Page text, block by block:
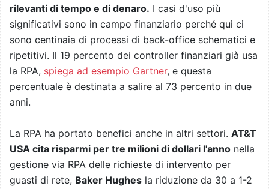
rilevanti di tempo e di denaro. I casi d'uso più
significativi sono in campo finanziario perché qui ci
sono centinaia di processi di back-office schematici e
ripetitivi. Il 19 percento dei controller finanziari già usa
la RPA, spiega ad esempio Gartner, e questa
percentuale è destinata a salire al 73 percento in due
anni.
La RPA ha portato benefici anche in altri settori. AT&T
USA cita risparmi per tre milioni di dollari l'anno nella
gestione via RPA delle richieste di intervento per
guasti di rete, Baker Hughes la riduzione da 30 a 1-2